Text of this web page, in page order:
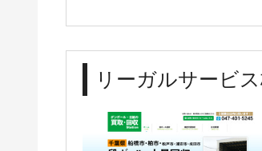
リーガルサービ